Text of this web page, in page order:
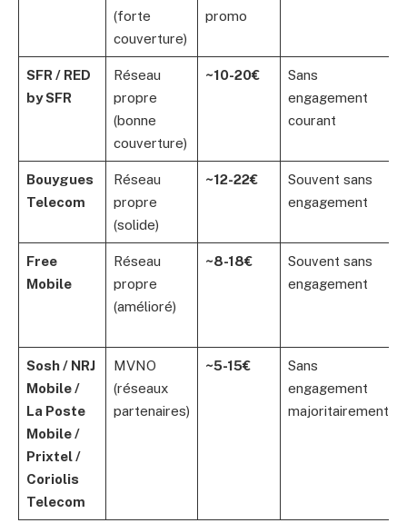
(forte
couverture)
promo
SFR / RED
by SFR
Réseau
propre
(bonne
couverture)
~10-20€
Sans
engagement
courant
Bouygues
Telecom
Réseau
propre
(solide)
~12-22€
Souvent sans
engagement
Free
Mobile
Réseau
propre
(amélioré)
~8-18€
Souvent sans
engagement
Sosh / NRJ
Mobile /
La Poste
Mobile /
Prixtel /
Coriolis
Telecom
MVNO
(réseaux
partenaires)
~5-15€
Sans
engagement
majoritairement